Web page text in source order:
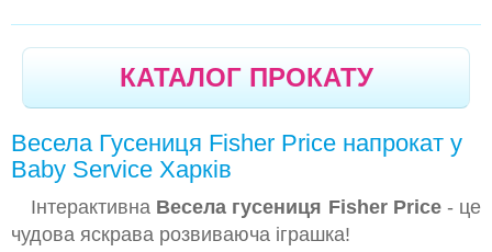
РОЗВИВАЮЧI МУЗИЧНI СТОЛИКИ
РЮКЗАКИ, СЛIНГИ
СТЕРИЛIЗАТОРИ
СТIЛЬЦІ ДЛЯ ГОДУВАННЯ
ТРЕНАЖЕРИ
ХОДУНКИ, ШТОВХАЧИ, БIГУНКИ
КАТАЛОГ ПРОКАТУ
Весела Гусениця Fisher Price напрокат у
Baby Service Харків
Інтерактивна Весела гусениця Fisher Price- це
чудова яскрава розвиваюча іграшка!